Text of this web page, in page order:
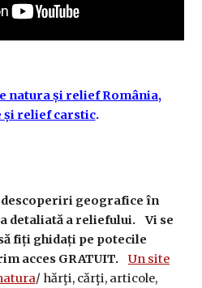
natura și relief România,
și relief carstic.
descoperiri geografice în
detaliată a reliefului. Vi se
fiți ghidați pe potecile
acces GRATUIT. Un site
/ hărţi, cărţi, articole,